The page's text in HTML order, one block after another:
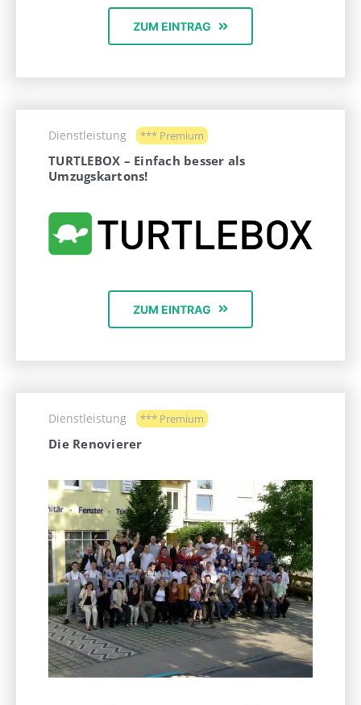
ZUM EINTRAG
Dienstleistung *** Premium
TURTLEBOX – Einfach besser als
Umzugskartons!
ZUM EINTRAG
Dienstleistung *** Premium
Die Renovierer